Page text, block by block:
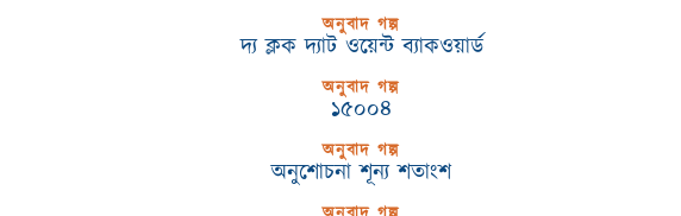
অনুবাদ গল্প
দ্য ক্লক দ্যাট ওয়েন্ট ব্যাকওয়ার্ড
অনুবাদ গল্প
১৫০০৪
অনুবাদ গল্প
অনুশোচনা শূন্য শতাংশ